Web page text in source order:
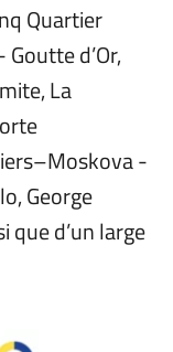
Quartier
d’Or,
La
-
George
que d’un large